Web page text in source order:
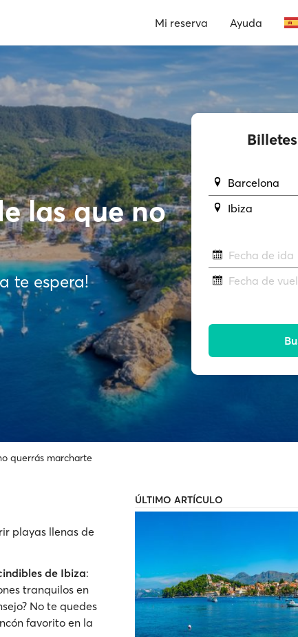
Mi reserva Ayuda
las que no
te espera!
Barcelona
Ibiza
Fecha de ida
Fecha de
querrás marcharte
playas llenas de
de Ibiza:
tranquilos en
No te quedes
favorito en la
ÚLTIMO ARTÍCULO